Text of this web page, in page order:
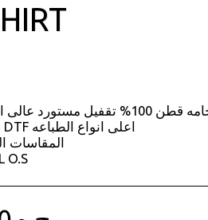
الخامه قطن 100% تقفيل مستورد
المقاسات
O.S